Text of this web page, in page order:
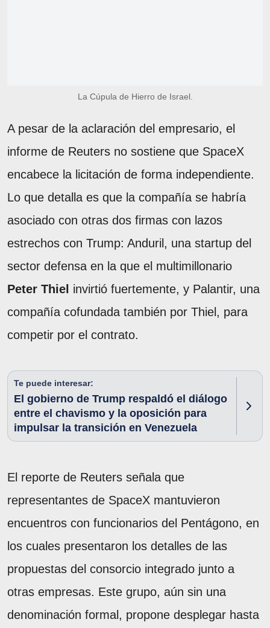
La Cúpula de Hierro de Israel.
A pesar de la aclaración del empresario, el
informe de Reuters no sostiene que SpaceX
encabece la licitación de forma independiente.
Lo que detalla es que la compañía se habría
asociado con otras dos firmas con lazos
estrechos con Trump: Anduril, una startup del
sector defensa en la que el multimillonario
Peter Thiel invirtió fuertemente, y Palantir, una
compañía cofundada también por Thiel, para
competir por el contrato.
Te puede interesar:
El gobierno de Trump respaldó el diálogo
entre el chavismo y la oposición para
impulsar la transición en Venezuela
El reporte de Reuters señala que
representantes de SpaceX mantuvieron
encuentros con funcionarios del Pentágono, en
los cuales presentaron los detalles de las
propuestas del consorcio integrado junto a
otras empresas. Este grupo, aún sin una
denominación formal, propone desplegar hasta